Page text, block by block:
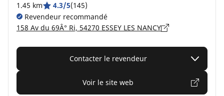
1.45 km 4.3/5(145)
Revendeur recommandé
158 Av du 69Â° Ri, 54270 ESSEY LES NANCY
Contacter le revendeur
Voir le site web